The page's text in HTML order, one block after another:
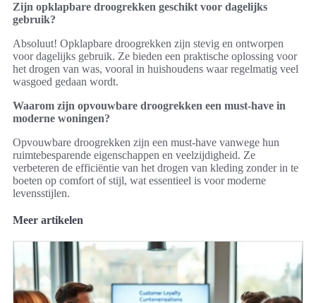
Zijn opklapbare droogrekken geschikt voor dagelijks
gebruik?
Absoluut! Opklapbare droogrekken zijn stevig en ontworpen
voor dagelijks gebruik. Ze bieden een praktische oplossing voor
het drogen van was, vooral in huishoudens waar regelmatig veel
wasgoed gedaan wordt.
Waarom zijn opvouwbare droogrekken een must-have in
moderne woningen?
Opvouwbare droogrekken zijn een must-have vanwege hun
ruimtebesparende eigenschappen en veelzijdigheid. Ze
verbeteren de efficiëntie van het drogen van kleding zonder in te
boeten op comfort of stijl, wat essentieel is voor moderne
levensstijlen.
Meer artikelen